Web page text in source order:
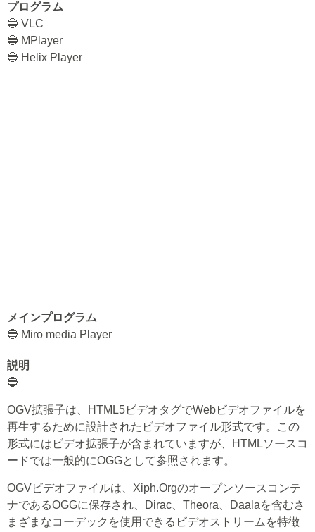
プログラム
🔵 VLC
🔵 MPlayer
🔵 Helix Player
メインプログラム
🔵 Miro media Player
説明
🔵
OGV拡張子は、HTML5ビデオタグでWebビデオファイルを
再生するために設計されたビデオファイル形式です。この
形式にはビデオ拡張子が含まれていますが、HTMLソースコ
ードでは一般的にOGGとして参照されます。
OGVビデオファイルは、Xiph.Orgのオープンソースコンテ
ナであるOGGに保存され、Dirac、Theora、Daalaを含むさ
まざまなコーデックを使用できるビデオストリームを特徴